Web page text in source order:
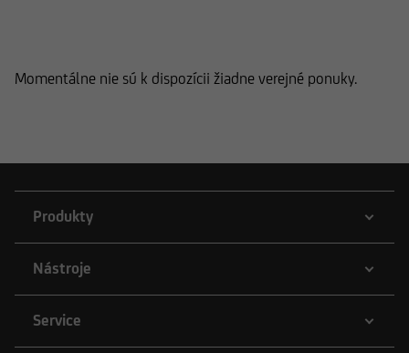
Momentálne nie sú k dispozícii žiadne verejné ponuky.
Produkty
Nástroje
Service